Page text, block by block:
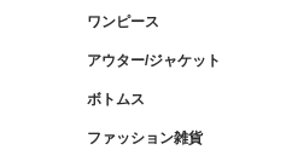
ワンピース
アウター/ジャケット
ボトムス
ファッション雑貨